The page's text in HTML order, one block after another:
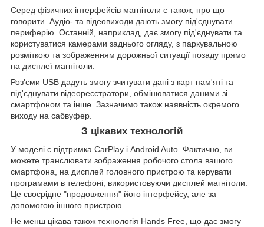
Серед фізичних інтерфейсів магнітоли є також, про що
говорити. Аудіо- та відеовиходи дають змогу під'єднувати
периферію. Останній, наприклад, дає змогу під'єднувати та
користуватися камерами заднього огляду, з паркувальною
розміткою та зображенням дорожньої ситуації позаду прямо
на дисплеї магнітоли.
Роз'єми USB дадуть змогу зчитувати дані з карт пам'яті та
під'єднувати відеореєстратори, обмінюватися даними зі
смартфоном та інше. Зазначимо також наявність окремого
виходу на сабвуфер.
З цікавих технологій
У моделі є підтримка CarPlay і Android Auto. Фактично, ви
можете транслювати зображення робочого стола вашого
смартфона, на дисплей головного пристрою та керувати
програмами в телефоні, використовуючи дисплей магнітоли.
Це своєрідне "продовження" його інтерфейсу, але за
допомогою іншого пристрою.
Не менш цікава також технологія Hands Free, що дає змогу